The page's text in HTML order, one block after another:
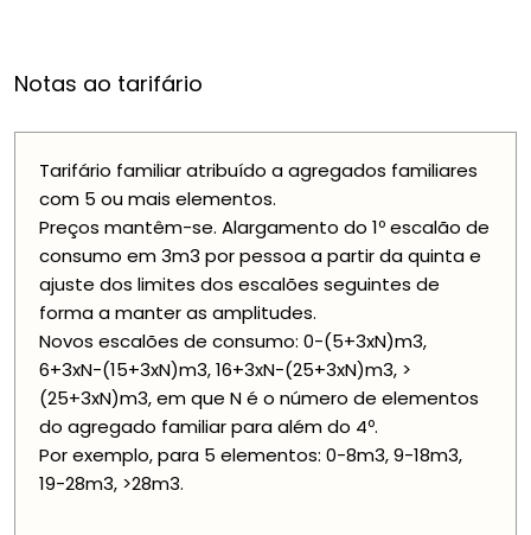
Notas ao tarifário
Tarifário familiar atribuído a agregados familiares
com 5 ou mais elementos.
Preços mantêm-se. Alargamento do 1º escalão de
consumo em 3m3 por pessoa a partir da quinta e
ajuste dos limites dos escalões seguintes de
forma a manter as amplitudes.
Novos escalões de consumo: 0-(5+3xN)m3,
6+3xN-(15+3xN)m3, 16+3xN-(25+3xN)m3, >
(25+3xN)m3, em que N é o número de elementos
do agregado familiar para além do 4º.
Por exemplo, para 5 elementos: 0-8m3, 9-18m3,
19-28m3, >28m3.